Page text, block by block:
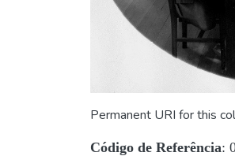
Permanent URI for this
Código de Referência: